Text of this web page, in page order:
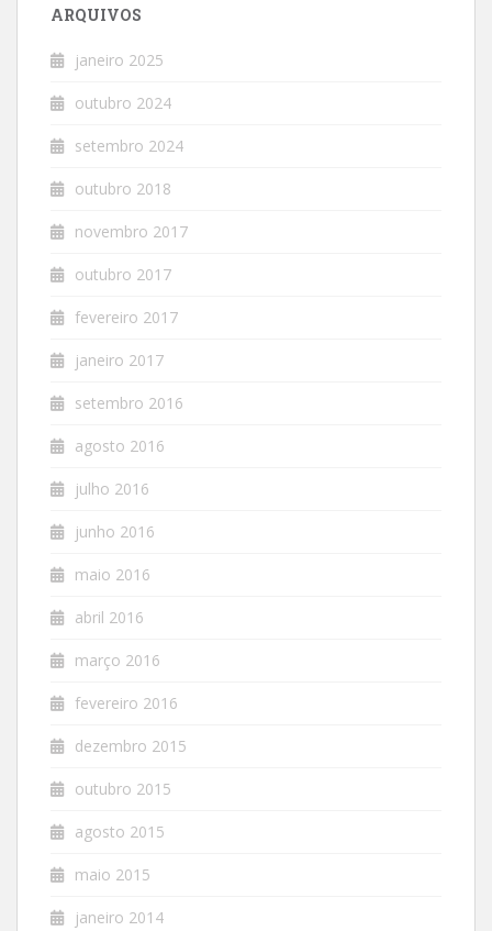
ARQUIVOS
janeiro 2025
outubro 2024
setembro 2024
outubro 2018
novembro 2017
outubro 2017
fevereiro 2017
janeiro 2017
setembro 2016
agosto 2016
julho 2016
junho 2016
maio 2016
abril 2016
março 2016
fevereiro 2016
dezembro 2015
outubro 2015
agosto 2015
maio 2015
janeiro 2014